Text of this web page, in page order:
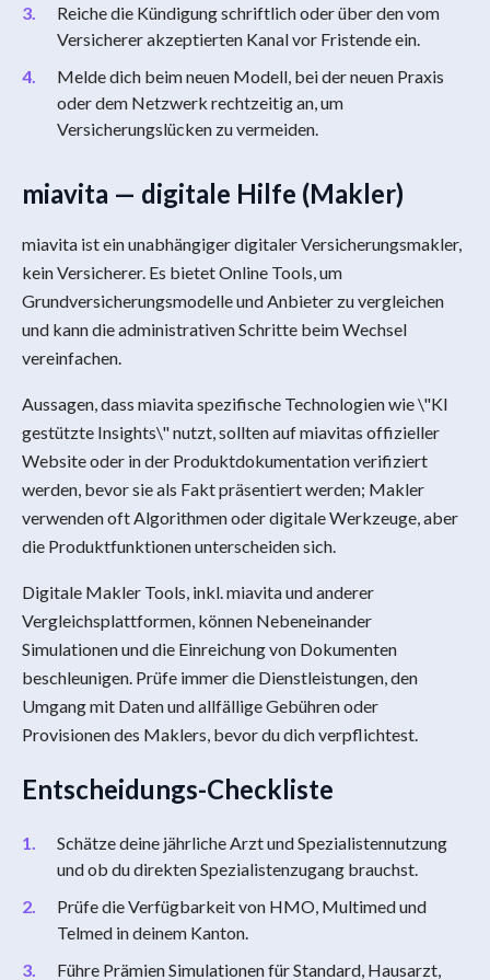
Reiche die Kündigung schriftlich oder über den vom
Versicherer akzeptierten Kanal vor Fristende ein.
Melde dich beim neuen Modell, bei der neuen Praxis
oder dem Netzwerk rechtzeitig an, um
Versicherungslücken zu vermeiden.
miavita — digitale Hilfe (Makler)
miavita ist ein unabhängiger digitaler Versicherungsmakler,
kein Versicherer. Es bietet Online Tools, um
Grundversicherungsmodelle und Anbieter zu vergleichen
und kann die administrativen Schritte beim Wechsel
vereinfachen.
Aussagen, dass miavita spezifische Technologien wie \"KI
gestützte Insights\" nutzt, sollten auf miavitas offizieller
Website oder in der Produktdokumentation verifiziert
werden, bevor sie als Fakt präsentiert werden; Makler
verwenden oft Algorithmen oder digitale Werkzeuge, aber
die Produktfunktionen unterscheiden sich.
Digitale Makler Tools, inkl. miavita und anderer
Vergleichsplattformen, können Nebeneinander
Simulationen und die Einreichung von Dokumenten
beschleunigen. Prüfe immer die Dienstleistungen, den
Umgang mit Daten und allfällige Gebühren oder
Provisionen des Maklers, bevor du dich verpflichtest.
Entscheidungs-Checkliste
Schätze deine jährliche Arzt und Spezialistennutzung
und ob du direkten Spezialistenzugang brauchst.
Prüfe die Verfügbarkeit von HMO, Multimed und
Telmed in deinem Kanton.
Führe Prämien Simulationen für Standard, Hausarzt,